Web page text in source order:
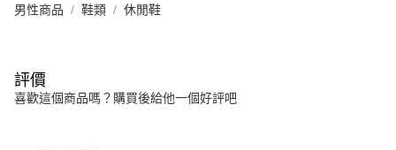
男性商品 鞋類 休閒鞋
評價
喜歡這個商品嗎？購買後給他一個好評吧